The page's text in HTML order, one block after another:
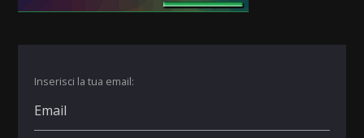
Inserisci la tua email: